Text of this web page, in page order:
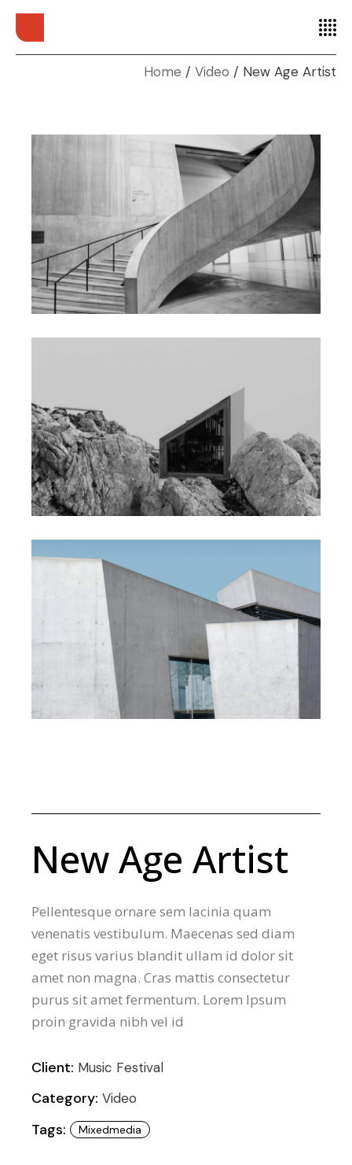
Home Video New Age Artist
New Age Artist
Pellentesque ornare sem lacinia quam
venenatis vestibulum. Maecenas sed diam
eget risus varius blandit ullam id dolor sit
amet non magna. Cras mattis consectetur
purus sit amet fermentum. Lorem Ipsum
proin gravida nibh vel id
Client: Music Festival
Category: Video
Tags: Mixedmedia